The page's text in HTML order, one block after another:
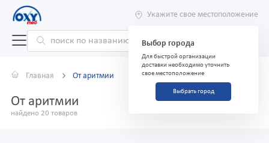
Укажите свое местоположение
Выбор города
Для быстрой организации
доставки необходимо уточнить
свое местоположение
Выбрать город
Главная От аритмии
От аритмии
найдено 20 товаров